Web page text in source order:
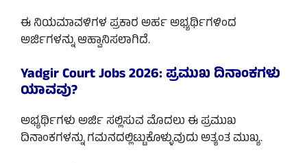
ಈ ನಿಯಮಾವಳಿಗಳ ಪ್ರಕಾರ ಅರ್ಹ ಅಭ್ಯರ್ಥಿಗಳಿಂದ
ಅರ್ಜಿಗಳನ್ನು ಆಹ್ವಾನಿಸಲಾಗಿದೆ.
Yadgir Court Jobs 2026: ಪ್ರಮುಖ ದಿನಾಂಕಗಳು
ಯಾವವು?
ಅಭ್ಯರ್ಥಿಗಳು ಅರ್ಜಿ ಸಲ್ಲಿಸುವ ಮೊದಲು ಈ ಪ್ರಮುಖ
ದಿನಾಂಕಗಳನ್ನು ಗಮನದಲ್ಲಿಟ್ಟುಕೊಳ್ಳುವುದು ಅತ್ಯಂತ ಮುಖ್ಯ.